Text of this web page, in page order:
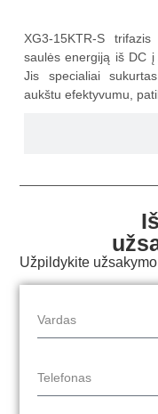
XG3-15KTR-S
saulės energiją iš DC į
Jis specialiai
aukštu efektyvumu,
Užpildykite